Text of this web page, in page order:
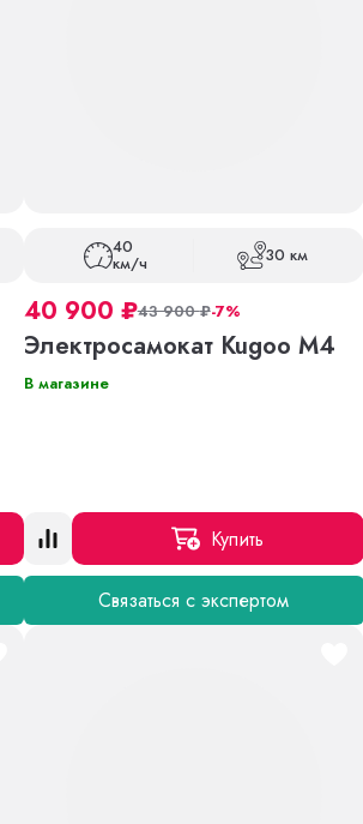
40
км/ч 30 км
40 900 ₽43 900₽-7%
Электросамокат Kugoo M4
В магазине
Купить
Связаться с экспертом